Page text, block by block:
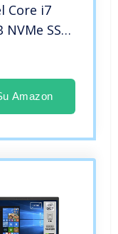
Core i7
SSD,
4GB
Amazon